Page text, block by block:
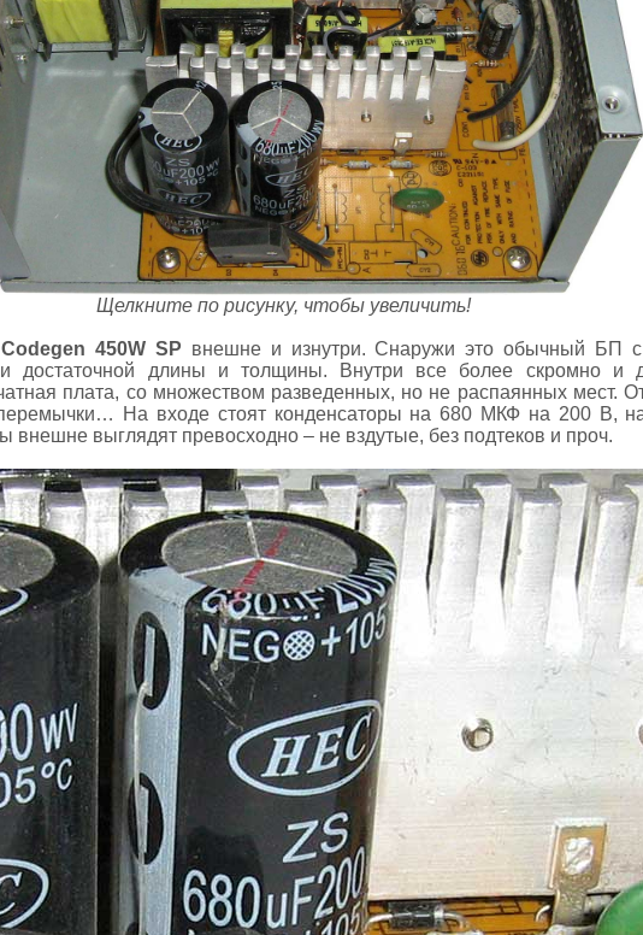
Щелкните по рисунку, чтобы увеличить!
Codegen 450W SP внешне и изнутри. Снаружи это обычный БП
достаточной длины и толщины. Внутри все более скромно и
плата, со множеством разведенных, но не распаянных мест.
На входе стоят конденсаторы на 680 МКФ на 200 В,
внешне выглядят превосходно – не вздутые, без подтеков и проч.